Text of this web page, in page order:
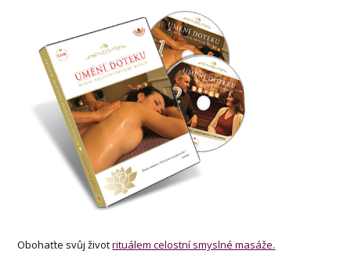
Obohaťte svůj životrituálem celostní smyslné masáže.